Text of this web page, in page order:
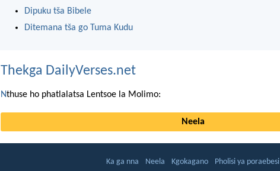
Dipuku tša Bibele
Ditemana tša go Tuma Kudu
Thekga DailyVerses.net
Nthuse ho phatlalatsa Lentsoe la Molimo:
Neela
Ka ga nna Neela Kgokagano Pholisi ya poraebesi